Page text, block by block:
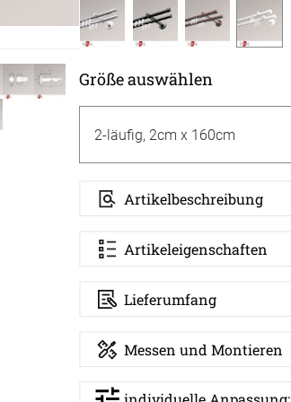
Größe auswählen
Artikelbeschreibung
Artikeleigenschaften
Lieferumfang
Messen und Montieren